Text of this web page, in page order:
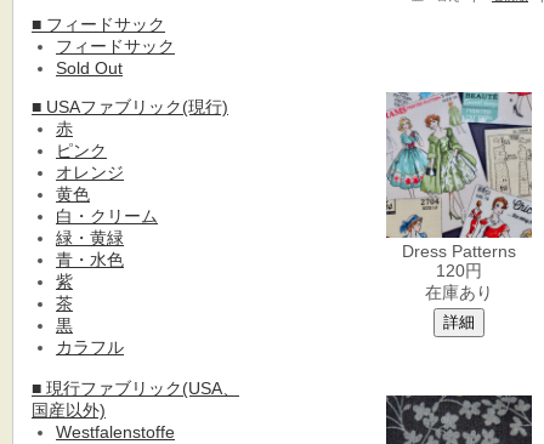
■ フィードサック
フィードサック
Sold Out
■ USAファブリック(現行)
赤
ピンク
オレンジ
黄色
白・クリーム
緑・黄緑
青・水色
紫
茶
黒
カラフル
■ 現行ファブリック(USA、
国産以外)
Westfalenstoffe
Dress Patterns
120円
在庫あり